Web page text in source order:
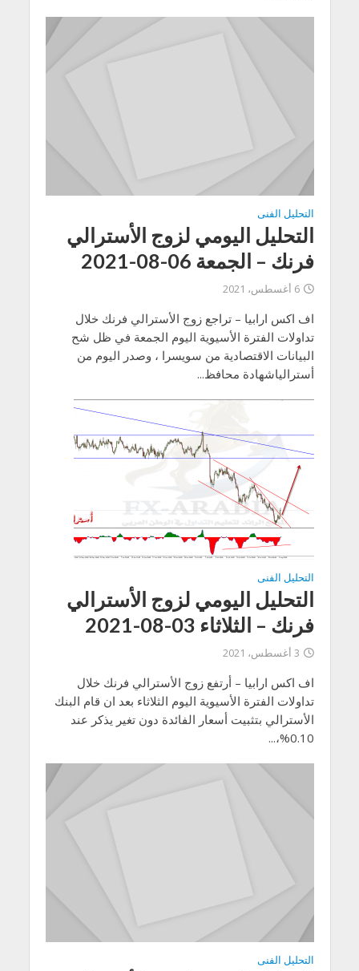
التحليل الفنى
التحليل اليومي لزوج الأسترالي
فرنك – الجمعة 06-08-2021
6 أغسطس، 2021
اف اكس ارابيا – تراجع زوج الأسترالي فرنك خلال
تداولات الفترة الأسيوية اليوم الجمعة في ظل شح
البيانات الاقتصادية من سويسرا ، وصدر اليوم من
أسترالياشهادة محافظ...
التحليل الفنى
التحليل اليومي لزوج الأسترالي
فرنك – الثلاثاء 03-08-2021
3 أغسطس، 2021
اف اكس ارابيا – أرتفع زوج الأسترالي فرنك خلال
تداولات الفترة الأسيوية اليوم الثلاثاء بعد ان قام البنك
الأسترالي بتثبيت أسعار الفائدة دون تغير يذكر عند
0.10%،...
التحليل الفنى